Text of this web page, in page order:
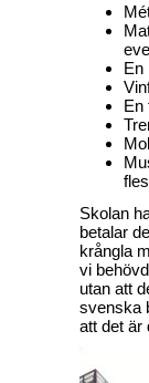
En
En
Skolan
betalar
krångla
vi
utan att
svenska
att det är